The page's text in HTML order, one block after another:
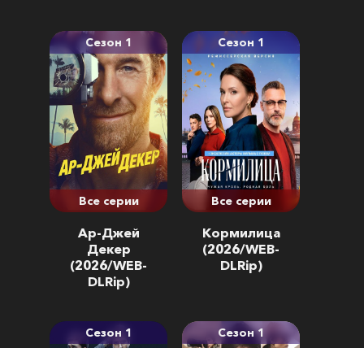
Сезон 1
Все серии
Ар-Джей
Декер
(2026/WEB-
DLRip)
Сезон 1
Все серии
Кормилица
(2026/WEB-
DLRip)
Сезон 1 Сезон 1